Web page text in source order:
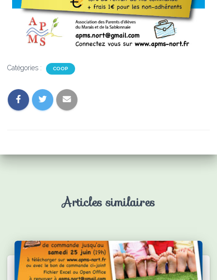
Catégories : COOP
Articles similaires